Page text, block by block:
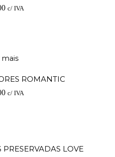
c/ IVA
mais
ROMANTIC
c/ IVA
LOVE